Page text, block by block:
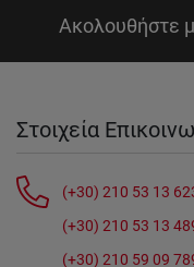
Ακολουθήστε
Στοιχεία
(+30) 210 53 13
(+30) 210 53 13
(+30) 210 59 09